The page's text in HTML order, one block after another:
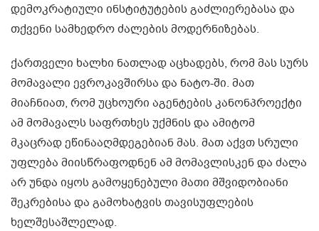
დემოკრატიული ინსტიტუტების გაძლიერებასა და
თქვენი სამხედრო ძალების მოდერნიზებას.
ქართველი ხალხი ნათლად აცხადებს, რომ მას სურს
მომავალი ევროკავშირსა და ნატო-ში. მათ
მიაჩნიათ, რომ უცხოური აგენტების კანონპროექტი
ამ მომავალს საფრთხეს უქმნის და ამიტომ
მკაცრად ეწინააღმდეგებიან მას. მათ აქვთ სრული
უფლება მიისწრაფოდნენ ამ მომავლისკენ და ძალა
არ უნდა იყოს გამოყენებული მათი მშვიდობიანი
შეკრებისა და გამოხატვის თავისუფლების
ხელშესაშლელად.